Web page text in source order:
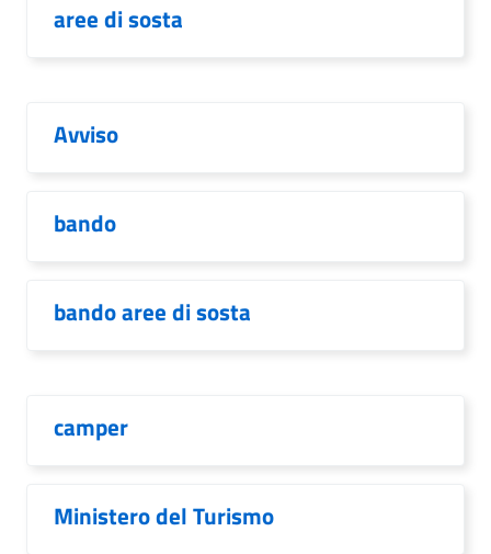
aree di sosta
Avviso
bando
bando aree di sosta
camper
Ministero del Turismo